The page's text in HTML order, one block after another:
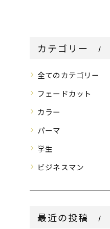
カテゴリー
全てのカテゴリー
フェードカット
カラー
パーマ
学生
ビジネスマン
最近の投稿